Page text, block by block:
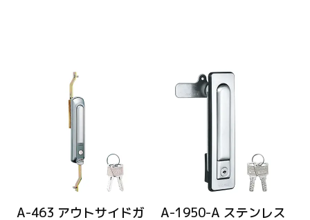
A-463 アウトサイドガ
A-1950-A ステンレス